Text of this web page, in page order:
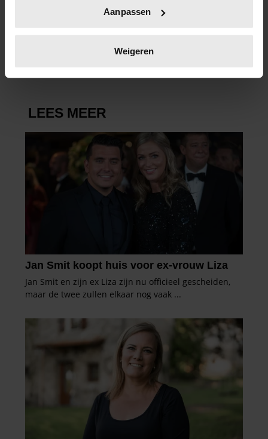
scannen op specifieke eigenschappen (fingerprinting)
verwerkt en stel uw voorkeuren in het
intrekken in de Cookieverklaring.
personaliseren, om functies voor social media te bieden
en om ons websiteverkeer te analyseren. Ook delen we
informatie over uw gebruik van onze site met onze
partners voor social media, adverteren en analyse. Deze
partners kunnen deze gegevens combineren met andere
informatie die u aan ze heeft verstrekt of die ze hebben
verzameld op basis van uw gebruik van hun services. U
gaat akkoord met onze cookies als u onze website blijft
Aanpassen
Weigeren
ACCOMMODATIES IN DOKKUM